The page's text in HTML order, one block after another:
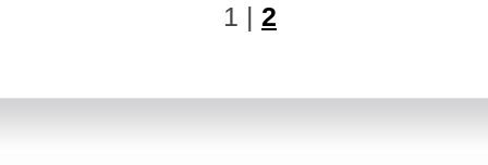
1 | 2